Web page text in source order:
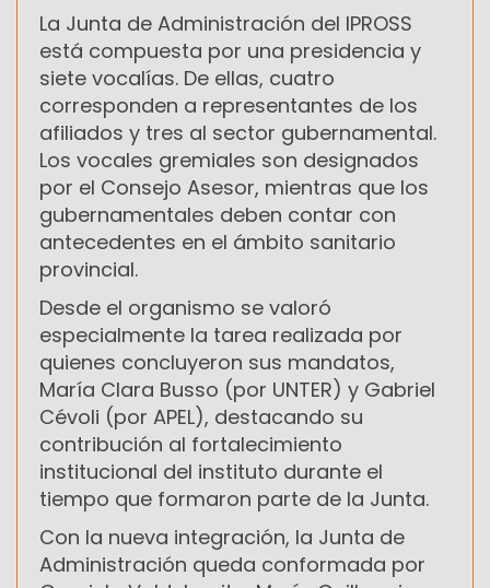
La Junta de Administración del IPROSS
está compuesta por una presidencia y
siete vocalías. De ellas, cuatro
corresponden a representantes de los
afiliados y tres al sector gubernamental.
Los vocales gremiales son designados
por el Consejo Asesor, mientras que los
gubernamentales deben contar con
antecedentes en el ámbito sanitario
provincial.
Desde el organismo se valoró
especialmente la tarea realizada por
quienes concluyeron sus mandatos,
María Clara Busso (por UNTER) y Gabriel
Cévoli (por APEL), destacando su
contribución al fortalecimiento
institucional del instituto durante el
tiempo que formaron parte de la Junta.
Con la nueva integración, la Junta de
Administración queda conformada por